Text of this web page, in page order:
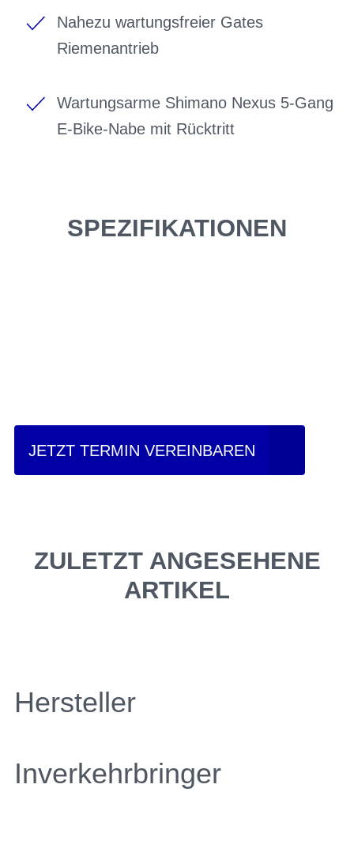
Nahezu wartungsfreier Gates
Riemenantrieb
Wartungsarme Shimano Nexus 5-Gang
E-Bike-Nabe mit Rücktritt
SPEZIFIKATIONEN
JETZT TERMIN VEREINBAREN
ZULETZT ANGESEHENE
ARTIKEL
Hersteller
Inverkehrbringer